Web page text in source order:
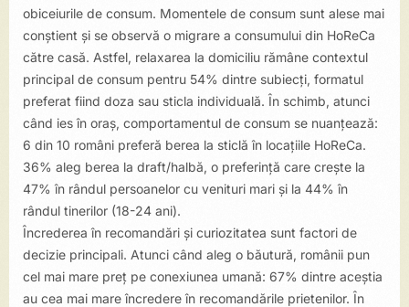
obiceiurile de consum. Momentele de consum sunt alese mai
conștient și se observă o migrare a consumului din HoReCa
către casă. Astfel, relaxarea la domiciliu rămâne contextul
principal de consum pentru 54% dintre subiecți, formatul
preferat fiind doza sau sticla individuală. În schimb, atunci
când ies în oraș, comportamentul de consum se nuanțează:
6 din 10 români preferă berea la sticlă în locațiile HoReCa.
36% aleg berea la draft/halbă, o preferință care crește la
47% în rândul persoanelor cu venituri mari și la 44% în
rândul tinerilor (18-24 ani).
Încrederea în recomandări și curiozitatea sunt factori de
decizie principali. Atunci când aleg o băutură, românii pun
cel mai mare preț pe conexiunea umană: 67% dintre aceștia
au cea mai mare încredere în recomandările prietenilor. În